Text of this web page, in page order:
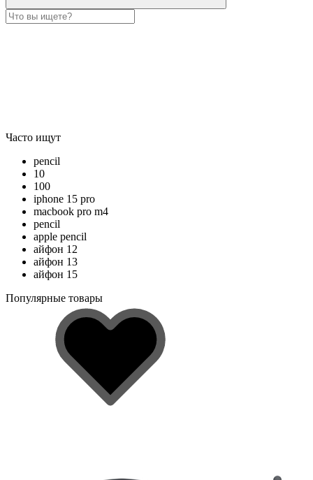
Часто ищут
pencil
10
100
iphone 15 pro
macbook pro m4
pencil
apple pencil
айфон 12
айфон 13
айфон 15
Популярные товары